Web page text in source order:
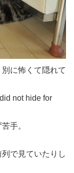
に怖くて隠れて
not hide for
手。
で見ていたりし